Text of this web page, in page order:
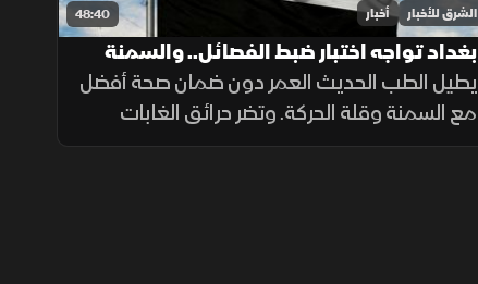
48:40 الشرق للأخبار أخبار
بغداد تواجه اختبار ضبط الفصائل.. والسمنة
وقلة الحركة تقللان سنوات الصحة
يطيل الطب الحديث العمر دون ضمان صحة أفضل
مع السمنة وقلة الحركة. وتضر حرائق الغابات
بالسياحة والزراعة، بينما تختبر الهجمات من العراق